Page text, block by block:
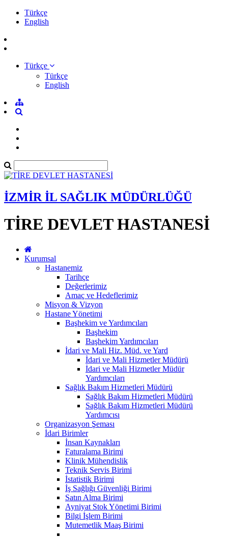
Türkçe
English
Türkçe
Türkçe
English
İZMİR İL SAĞLIK MÜDÜRLÜĞÜ
TİRE DEVLET HASTANESİ
Kurumsal
Hastanemiz
Tarihçe
Değerlerimiz
Amaç ve Hedeflerimiz
Misyon & Vizyon
Hastane Yönetimi
Başhekim ve Yardımcıları
Başhekim
Başhekim Yardımcıları
İdari ve Mali Hiz. Müd. ve Yard
İdari ve Mali Hizmetler Müdürü
İdari ve Mali Hizmetler Müdür
Yardımcıları
Sağlık Bakım Hizmetleri Müdürü
Sağlık Bakım Hizmetleri Müdürü
Sağlık Bakım Hizmetleri Müdürü
Yardımcısı
Organizasyon Şeması
İdari Birimler
İnsan Kaynakları
Faturalama Birimi
Klinik Mühendislik
Teknik Servis Birimi
İstatistik Birimi
İş Sağlığı Güvenliği Birimi
Satın Alma Birimi
Ayniyat Stok Yönetimi Birimi
Bilgi İşlem Birimi
Mutemetlik Maaş Birimi